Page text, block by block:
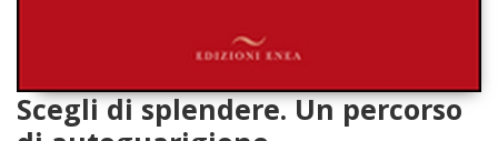
Scegli di splendere. Un percorso